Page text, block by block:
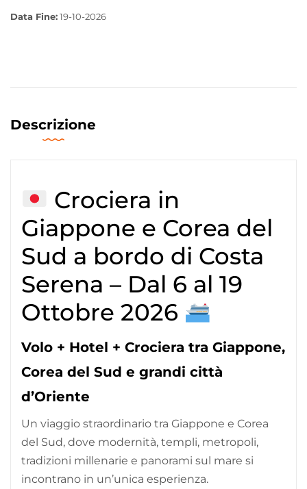
Data Fine: 19-10-2026
Descrizione
Crociera in
Giappone e Corea del
Sud a bordo di Costa
Serena – Dal 6 al 19
Ottobre 2026
Volo + Hotel + Crociera tra Giappone,
Corea del Sud e grandi città
d’Oriente
Un viaggio straordinario tra Giappone e Corea
del Sud, dove modernità, templi, metropoli,
tradizioni millenarie e panorami sul mare si
incontrano in un’unica esperienza.